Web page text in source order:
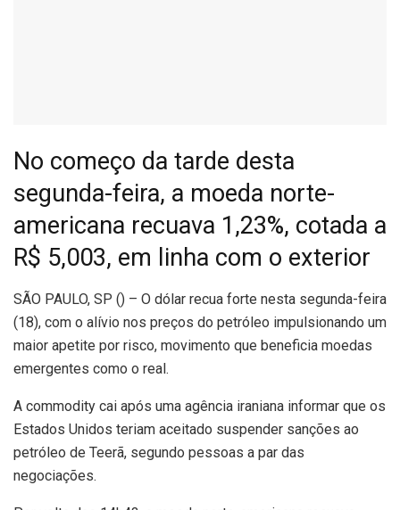
No começo da tarde desta
segunda-feira, a moeda norte-
americana recuava 1,23%, cotada a
R$ 5,003, em linha com o exterior
SÃO PAULO, SP () – O dólar recua forte nesta segunda-feira
(18), com o alívio nos preços do petróleo impulsionando um
maior apetite por risco, movimento que beneficia moedas
emergentes como o real.
A commodity cai após uma agência iraniana informar que os
Estados Unidos teriam aceitado suspender sanções ao
petróleo de Teerã, segundo pessoas a par das
negociações.